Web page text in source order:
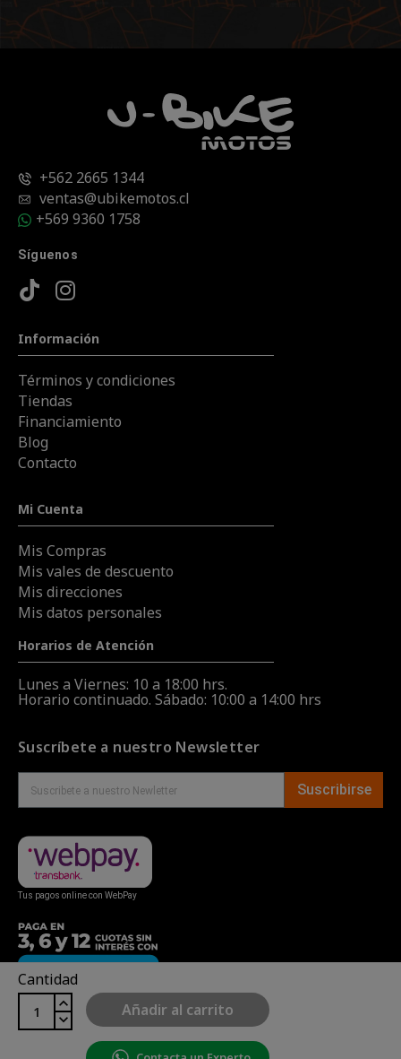
Cantidad
Añadir al carrito
+562 2665 1344
ventas@ubikemotos.cl
+569 9360 1758
Síguenos
Información
Términos y condiciones
Tiendas
Financiamiento
Blog
Contacto
Mi Cuenta
Mis Compras
Mis vales de descuento
Mis direcciones
Mis datos personales
Horarios de Atención
Lunes a Viernes: 10 a 18:00 hrs.
Horario continuado. Sábado: 10:00 a 14:00 hrs
Suscríbete a nuestro Newsletter
Suscribirse
Tus pagos online con WebPay